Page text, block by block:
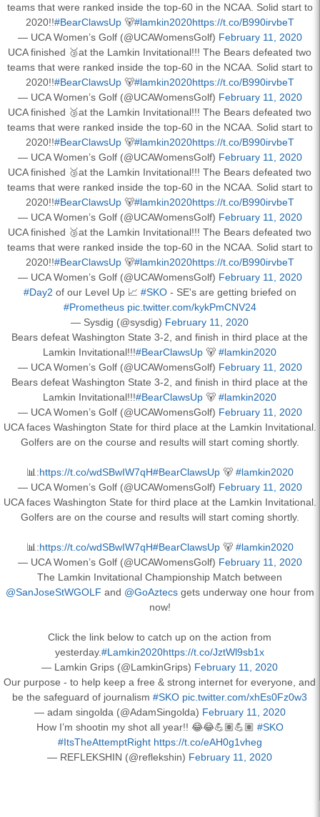
teams that were ranked inside the top-60 in the NCAA. Solid start to
2020!!#BearClawsUp🐻#lamkin2020https://t.co/B990irvbeT
— UCA Women’s Golf (@UCAWomensGolf) February 11, 2020
UCA finished 🥉at the Lamkin Invitational!!! The Bears defeated two
teams that were ranked inside the top-60 in the NCAA. Solid start to
2020!!#BearClawsUp🐻#lamkin2020https://t.co/B990irvbeT
— UCA Women’s Golf (@UCAWomensGolf) February 11, 2020
UCA finished 🥉at the Lamkin Invitational!!! The Bears defeated two
teams that were ranked inside the top-60 in the NCAA. Solid start to
2020!!#BearClawsUp🐻#lamkin2020https://t.co/B990irvbeT
— UCA Women’s Golf (@UCAWomensGolf) February 11, 2020
UCA finished 🥉at the Lamkin Invitational!!! The Bears defeated two
teams that were ranked inside the top-60 in the NCAA. Solid start to
2020!!#BearClawsUp🐻#lamkin2020https://t.co/B990irvbeT
— UCA Women’s Golf (@UCAWomensGolf) February 11, 2020
UCA finished 🥉at the Lamkin Invitational!!! The Bears defeated two
teams that were ranked inside the top-60 in the NCAA. Solid start to
2020!!#BearClawsUp🐻#lamkin2020https://t.co/B990irvbeT
— UCA Women’s Golf (@UCAWomensGolf) February 11, 2020
#Day2 of our Level Up 📈 #SKO- SE's are getting briefed on
#Prometheus pic.twitter.com/kykPmCNV24
— Sysdig (@sysdig) February 11, 2020
Bears defeat Washington State 3-2, and finish in third place at the
Lamkin Invitational!!!#BearClawsUp 🐻 #lamkin2020
— UCA Women’s Golf (@UCAWomensGolf) February 11, 2020
Bears defeat Washington State 3-2, and finish in third place at the
Lamkin Invitational!!!#BearClawsUp 🐻 #lamkin2020
— UCA Women’s Golf (@UCAWomensGolf) February 11, 2020
UCA faces Washington State for third place at the Lamkin Invitational.
Golfers are on the course and results will start coming shortly.
📊:https://t.co/wdSBwIW7qH#BearClawsUp🐻 #lamkin2020
— UCA Women’s Golf (@UCAWomensGolf) February 11, 2020
UCA faces Washington State for third place at the Lamkin Invitational.
Golfers are on the course and results will start coming shortly.
📊:https://t.co/wdSBwIW7qH#BearClawsUp🐻 #lamkin2020
— UCA Women’s Golf (@UCAWomensGolf) February 11, 2020
The Lamkin Invitational Championship Match between
@SanJoseStWGOLF and @GoAztecsgets underway one hour from
now!
Click the link below to catch up on the action from
yesterday.#Lamkin2020https://t.co/JztWl9sb1x
— Lamkin Grips (@LamkinGrips) February 11, 2020
Our purpose - to help keep a free & strong internet for everyone, and
be the safeguard of journalism #SKO pic.twitter.com/xhEs0Fz0w3
— adam singolda (@AdamSingolda) February 11, 2020
How I’m shootin my shot all year!! 😂😂💪🏽💪🏽 #SKO
#ItsTheAttemptRight https://t.co/eAH0g1vheg
— REFLEKSHIN (@reflekshin) February 11, 2020